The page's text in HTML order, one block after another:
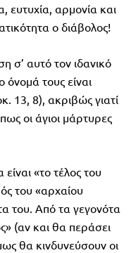
ευτυχία, αρμονία και
ο διάβολος!
σ’ αυτό τον ιδανικό
όνομά τους είναι
13, 8), ακριβώς γιατί
οι άγιοι μάρτυρες
«το τέλος του
του «αρχαίου
του. Από τα γεγονότα
(αν και θα περάσει
θα κινδυνεύσουν οι